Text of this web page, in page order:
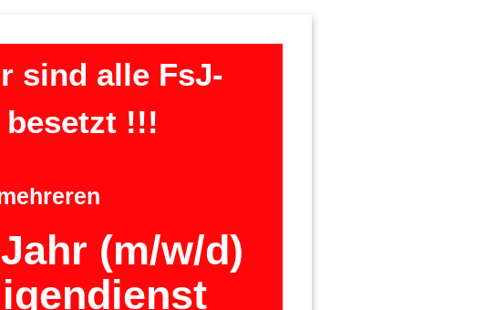
sind alle FsJ-
!!!
(m/w/d)